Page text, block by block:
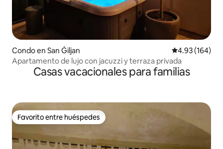
Condo en San Ġiljan Calificación
4.93 (164)
Apartamento de lujo con jacuzzi y terraza privada
Casas vacacionales para familias
Favorito entre huéspedes
Favorito entre huéspedes